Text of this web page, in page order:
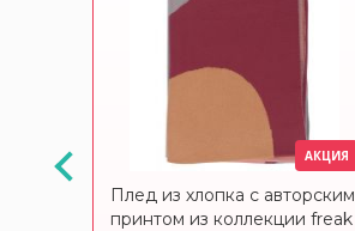
АКЦИЯ АКЦИЯ
Плед из хлопка с авторским
принтом из коллекции freak